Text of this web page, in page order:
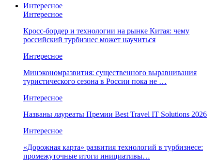
Интересное
Интересное
Кросс-бордер и технологии на рынке Китая: чему
российский турбизнес может научиться
Интересное
Минэкономразвития: существенного выравнивания
туристического сезона в России пока не …
Интересное
Названы лауреаты Премии Best Travel IT Solutions 2026
Интересное
«Дорожная карта» развития технологий в турбизнесе:
промежуточные итоги инициативы…